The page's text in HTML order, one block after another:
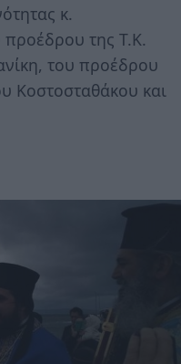
κ.
προέδρου της Τ.Κ.
του προέδρου
Κοστοσταθάκου και